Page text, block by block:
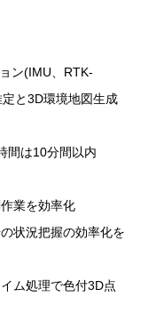
ン(IMU、RTK-
と3D環境地図⽣成
間は10分間以内
業を効率化
状況把握の効率化を
ム処理で色付3D点